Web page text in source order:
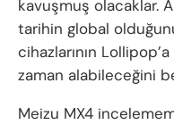
kavuşmuş olacaklar.
tarihin global
cihazlarının
zaman alabileceğini
Meizu MX4